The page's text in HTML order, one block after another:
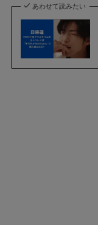
あわせて読みたい